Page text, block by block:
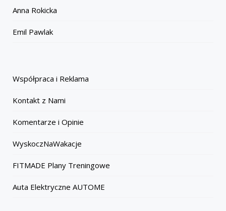
Anna Rokicka
Emil Pawlak
Współpraca i Reklama
Kontakt z Nami
Komentarze i Opinie
WyskoczNaWakacje
FITMADE Plany Treningowe
Auta Elektryczne AUTOME